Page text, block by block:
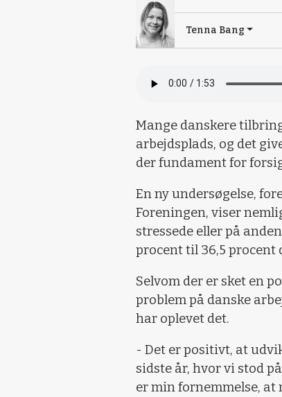
Tenna Bang
Mange danskere
arbejdsplads, og det
der fundament for
En ny undersøgelse,
Foreningen, viser
stressede eller på
procent til 36,5 procent
Selvom der er sket en
problem på danske
har oplevet det.
- Det er positivt, at
sidste år, hvor vi stod
er min fornemmelse, at